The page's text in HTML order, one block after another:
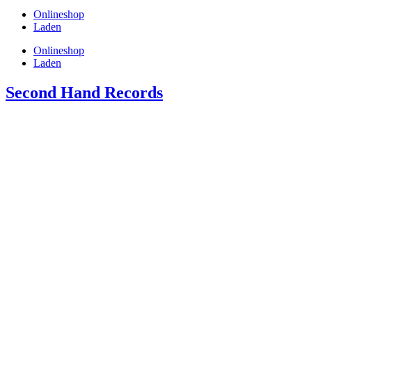
Onlineshop
Laden
Onlineshop
Laden
Second Hand Records